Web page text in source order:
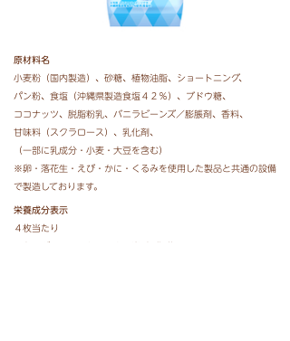
原材料名
小麦粉（国内製造）、 砂糖、 植物油脂、 ショートニング、
パン粉、 食塩（沖縄県製造食塩４２％）、 ブドウ糖、
ココナッツ、 脱脂粉乳、 バニラビーンズ／膨脹剤、 香料、
甘味料（スクラロース）、 乳化剤、
（一部に乳成分・小麦・大豆を含む）
※卵・落花生・えび・かに・くるみを使用した製品と共通の設備
で製造しております。
栄養成分表示
４枚当たり